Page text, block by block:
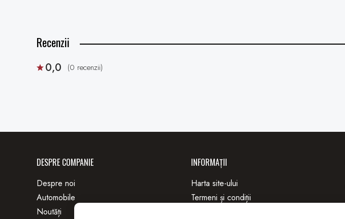
Recenzii
0,0 (0 recenzii)
DESPRE COMPANIE
Despre noi
Automobile
Noutăți
INFORMAȚII
Harta site-ului
Termeni și condiții